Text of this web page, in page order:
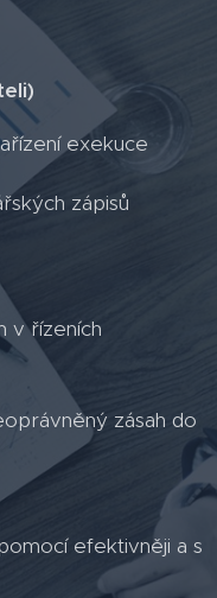
exekuce
zápisů
v řízeních
zásah do
efektivněji a s